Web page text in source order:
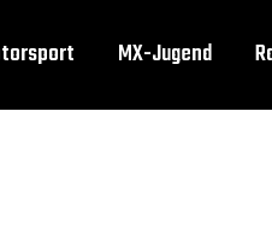
MX-Jugend